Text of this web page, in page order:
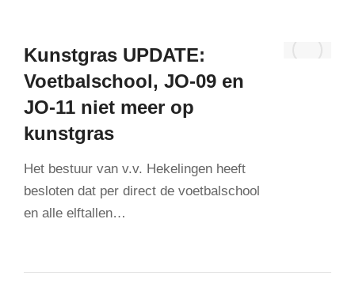
Kunstgras UPDATE:
Voetbalschool, JO-09 en
JO-11 niet meer op
kunstgras
Het bestuur van v.v. Hekelingen heeft
besloten dat per direct de voetbalschool
en alle elftallen…